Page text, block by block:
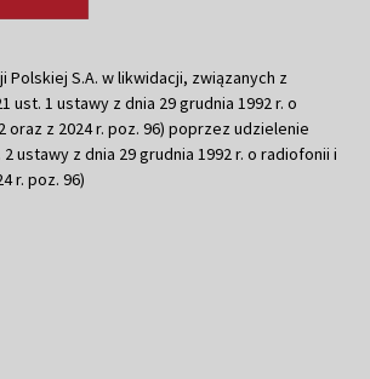
S.A. w likwidacji, związanych z
1 ustawy z dnia 29 grudnia 1992 r. o
oraz z 2024 r. poz. 96) poprzez udzielenie
ustawy z dnia 29 grudnia 1992 r. o radiofonii i
r. poz. 96)